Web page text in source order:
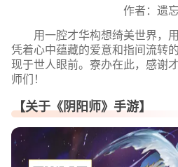
作者：遗忘
用一腔才华构想绮美世界，用
凭着心中蕴藏的爱意和指间流转
现于世人眼前。寮办在此，感谢
师们！
【关于《阴阳师》手游】